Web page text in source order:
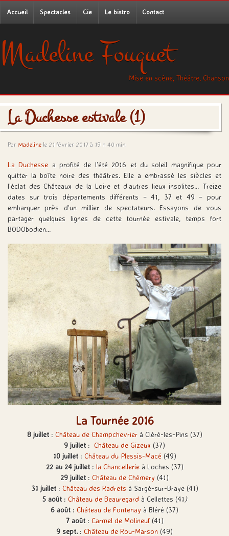
Accueil Spectacles Cie Le bistro Contact
Madeline Fouquet
Mise en scène, Théâtre, Chanson
La Duchesse estivale (1)
Par Madeline le 21 février 2017 à 19 h 40 min
La Duchesse a profité de l’été 2016 et du soleil magnifique pour
quitter la boîte noire des théâtres. Elle a embrassé les siècles et
l’éclat des Châteaux de la Loire et d’autres lieux insolites… Treize
dates sur trois départements différents – 41, 37 et 49 – pour
embarquer près d’un millier de spectateurs. Essayons de vous
partager quelques lignes de cette tournée estivale, temps fort
BODObodien…
La Tournée 2016
8 juillet : Château de Champchevrierà Cléré-les-Pins (37)
9 juillet : Château de Gizeux (37)
10 juillet: Château du Plessis-Macé (49)
22 au 24 juillet: la Chancellerieà Loches (37)
29 juillet : Château de Chémery (41)
31 juillet: Château des Radrets à Sargé-sur-Braye (41)
5 août : Château de Beauregard à Cellettes (41)
6 août : Château de Fontenay à Bléré (37)
7 août: Carmel de Molineuf(41)
9 sept. : Château de Rou-Marson (49)